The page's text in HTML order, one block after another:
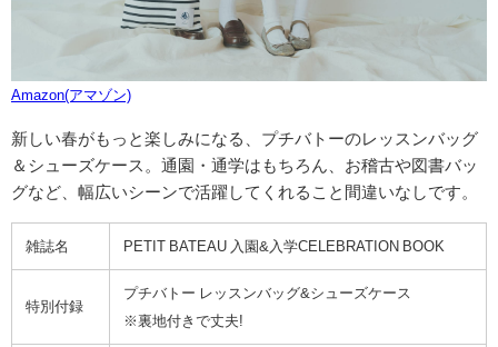
Amazon(アマゾン)
新しい春がもっと楽しみになる、プチバトーのレッスンバッグ
＆シューズケース。通園・通学はもちろん、お稽古や図書バッ
グなど、幅広いシーンで活躍してくれること間違いなしです。
雑誌名 PETIT BATEAU 入園&入学CELEBRATION BOOK
特別付録
プチバトー レッスンバッグ&シューズケース
※裏地付きで丈夫!